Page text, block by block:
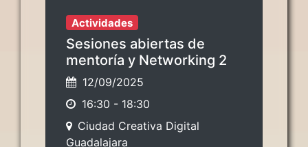
Actividades
Sesiones abiertas de
mentoría y Networking 2
12/09/2025
16:30 - 18:30
Ciudad Creativa Digital
Guadalajara